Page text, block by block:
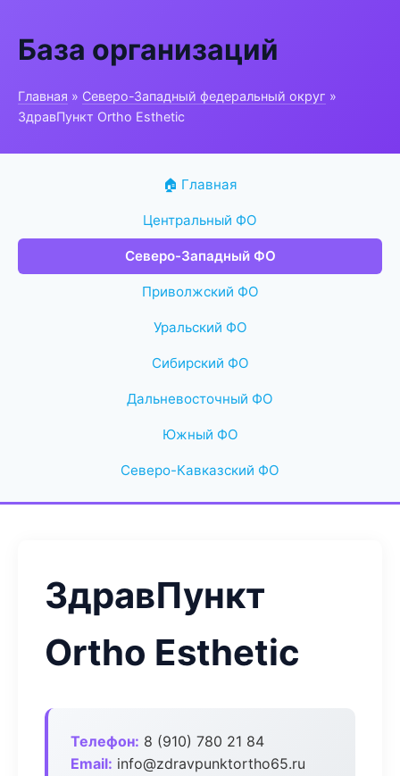
База организаций
Главная » Северо-Западный федеральный округ »
ЗдравПункт Ortho Esthetic
🏠 Главная
Центральный ФО
Северо-Западный ФО
Приволжский ФО
Уральский ФО
Сибирский ФО
Дальневосточный ФО
Южный ФО
Северо-Кавказский ФО
ЗдравПункт
Ortho Esthetic
Телефон: 8 (910) 780 21 84
Email: info@zdravpunktortho65.ru